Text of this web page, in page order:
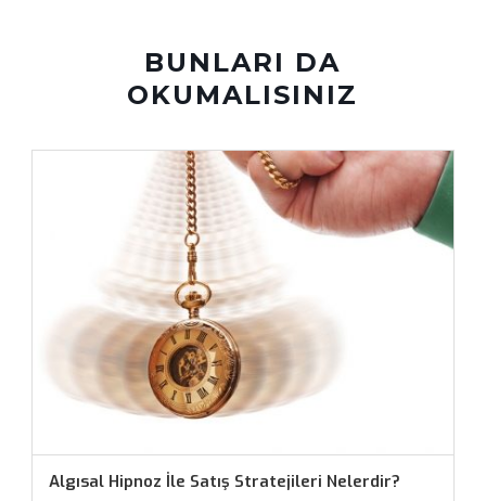
BUNLARI DA
OKUMALISINIZ
Algısal Hipnoz İle Satış Stratejileri Nelerdir?